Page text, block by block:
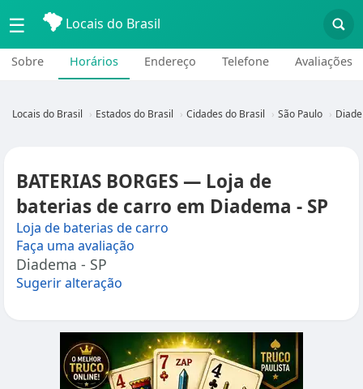
☰ Locais do Brasil
Sobre Horários Endereço Telefone Avaliações
Locais do Brasil Estados do Brasil Cidades do Brasil São Paulo
BATERIAS BORGES — Loja de
baterias de carro em Diadema - SP
Loja de baterias de carro
Faça uma avaliação
Diadema - SP
Sugerir alteração